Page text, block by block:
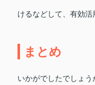
けるなどして、有効活
まとめ
いかがでしたでしょう